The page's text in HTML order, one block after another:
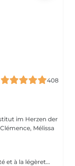
408
im Herzen der
Un soin complet dédié au confort, à la beauté et à la légèreté des pieds. Le soin débute par un bain de pieds relaxant, suivi d'une exfoliation douce afin d'éliminer les cellules mortes et retrouver une peau plus lisse et souple. Un masque nourrissant est ensuite appliqué pour hydrater en profondeur, tandis que les ongles et les cuticules sont soigneusement travaillés pour un résultat net et soigné. Le soin se prolonge par un moment de détente, apportant une sensation immédiate de confort et de légèreté. Les pieds sont plus doux, la peau nourrie et les ongles parfaitement soignés. Le vernis classique n'est pas proposé à l'institut. Si vous le souhaitez, nous pouvons toutefois réaliser la pose avec votre propre vernis en sélectionnant l'option correspondante.